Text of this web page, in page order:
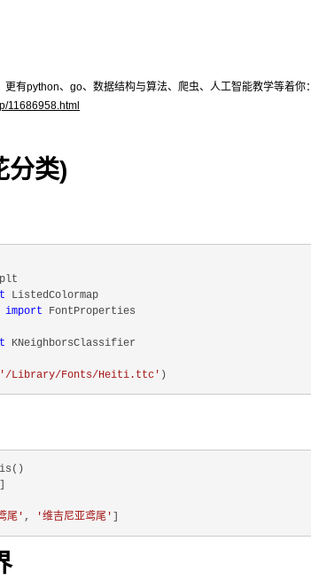
有python、go、数据结构与算法、爬虫、人工智能教学等着你：
11686958.html
分类)
import
KNeighborsClassifier
'/Library/Fonts/Heiti.ttc'
尾' , '维吉尼亚鸢尾'